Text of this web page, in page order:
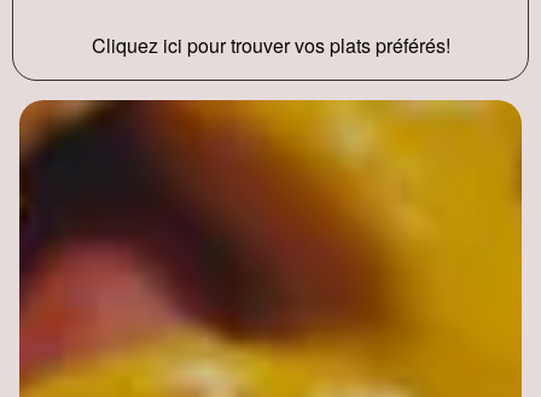
Cliquez ici pour trouver vos plats préférés!